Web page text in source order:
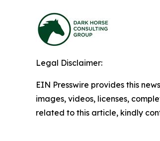
Legal Disclaimer:
EIN Presswire provides this
images, videos, licenses,
related to this article, kindly